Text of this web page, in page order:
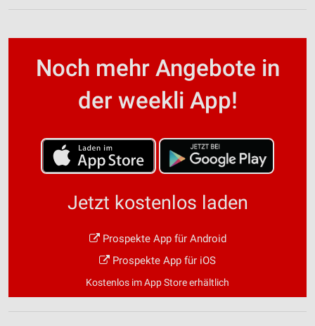
Noch mehr Angebote in
der weekli App!
Jetzt kostenlos laden
Prospekte App für Android
Prospekte App für iOS
Kostenlos im App Store erhältlich